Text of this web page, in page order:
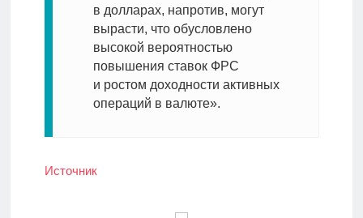
в долларах, напротив, могут
вырасти, что обусловлено
высокой вероятностью
повышения ставок ФРС
и ростом доходности активных
операций в валюте».
Источник